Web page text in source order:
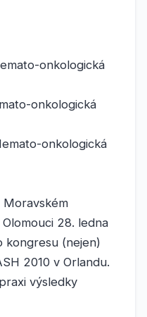
onkologická
onkologická
onkologická
Moravském
28. ledna
kongresu (nejen)
2010 v Orlandu.
výsledky